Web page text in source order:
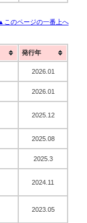
▲このページの一番上へ
発行年
2026.01
2026.01
2025.12
2025.08
2025.3
2024.11
2023.05